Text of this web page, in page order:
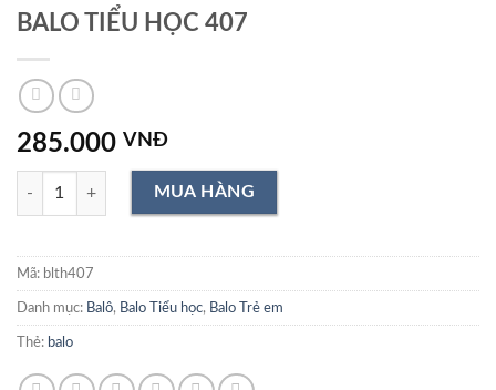
BALO TIỂU HỌC 407
285.000 VNĐ
BALO TIỂU HỌC 407 số lượng
Mã: blth407
Danh mục: Balô, Balo Tiểu học, Balo Trẻ em
Thẻ: balo